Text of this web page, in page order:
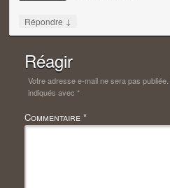
Répondre ↓
Réagir
Votre adresse e-mail ne sera pas publiée.
indiqués avec *
Commentaire *